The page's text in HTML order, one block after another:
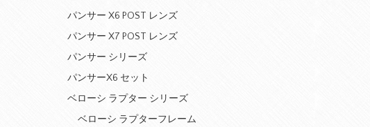
パンサー X6 POST レンズ
パンサー X7 POST レンズ
パンサー シリーズ
パンサーX6 セット
ベローシ ラプター シリーズ
ベローシ ラプターフレーム